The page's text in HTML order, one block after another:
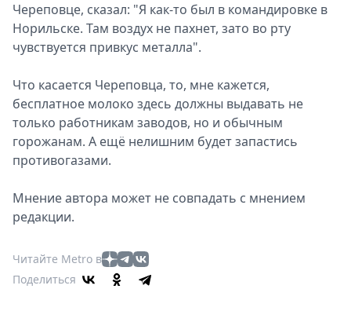
Череповце, сказал: "Я как-то был в командировке в
Норильске. Там воздух не пахнет, зато во рту
чувствуется привкус металла".
Что касается Череповца, то, мне кажется,
бесплатное молоко здесь должны выдавать не
только работникам заводов, но и обычным
горожанам. А ещё нелишним будет запастись
противогазами.
Мнение автора может не совпадать с мнением
редакции.
Читайте Metro в
Поделиться